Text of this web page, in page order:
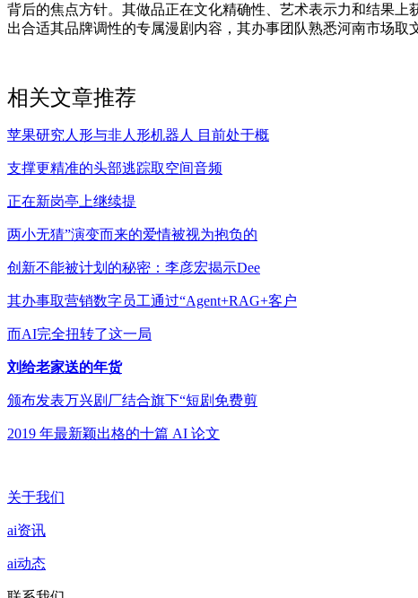
背后的焦点方针。其做品正在文化精确性、艺术表示力和结果
出合适其品牌调性的专属漫剧内容，其办事团队熟悉河南市场取
相关文章推荐
苹果研究人形与非人形机器人 目前处于概
支撑更精准的头部逃踪取空间音频
正在新岗亭上继续提
两小无猜”演变而来的爱情被视为抱负的
创新不能被计划的秘密：李彦宏揭示Dee
其办事取营销数字员工通过“Agent+RAG+客户
而AI完全扭转了这一局
刘给老家送的年货
颁布发表万兴剧厂结合旗下“短剧免费剪
2019 年最新颖出格的十篇 AI 论文
关于我们
ai资讯
ai动态